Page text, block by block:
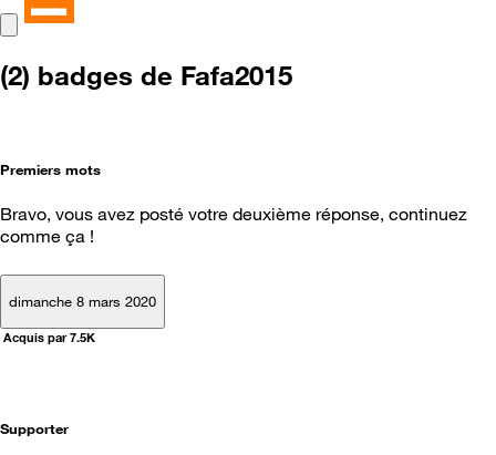
(2) badges de Fafa2015
Premiers mots
Bravo, vous avez posté votre deuxième réponse, continuez
comme ça !
dimanche 8 mars 2020
Acquis par 7.5K
Supporter